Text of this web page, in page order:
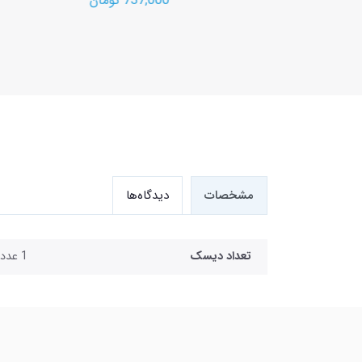
مشخصات دیدگاه‌ها
تعداد دیسک 1 عدد DVD9